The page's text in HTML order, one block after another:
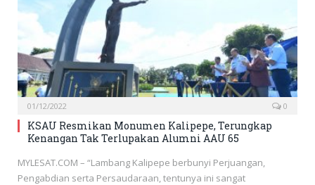
01/12/2022 0
KSAU Resmikan Monumen Kalipepe, Terungkap
Kenangan Tak Terlupakan Alumni AAU 65
MYLESAT.COM – “Lambang Kalipepe berbunyi Perjuangan,
Pengabdian serta Persaudaraan, tentunya ini sangat